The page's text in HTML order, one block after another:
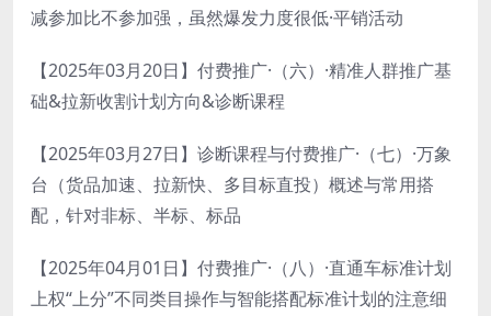
减参加比不参加强，虽然爆发力度很低·平销活动
【2025年03月20日】付费推广·（六）·精准人群推广基
础&拉新收割计划方向&诊断课程
【2025年03月27日】诊断课程与付费推广·（七）·万象
台（货品加速、拉新快、多目标直投）概述与常用搭
配，针对非标、半标、标品
【2025年04月01日】付费推广·（八）·直通车标准计划
上权“上分”不同类目操作与智能搭配标准计划的注意细